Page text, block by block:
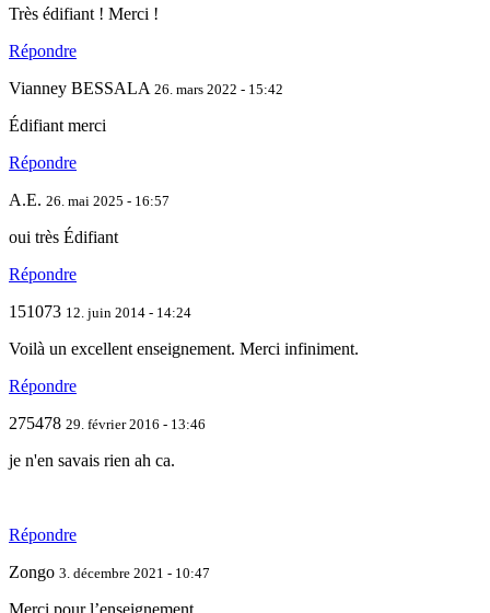
Très édifiant ! Merci !
Répondre
Vianney BESSALA 26. mars 2022 - 15:42
Édifiant merci
Répondre
A.E. 26. mai 2025 - 16:57
oui très Édifiant
Répondre
151073 12. juin 2014 - 14:24
Voilà un excellent enseignement. Merci infiniment.
Répondre
275478 29. février 2016 - 13:46
je n'en savais rien ah ca.
Répondre
Zongo 3. décembre 2021 - 10:47